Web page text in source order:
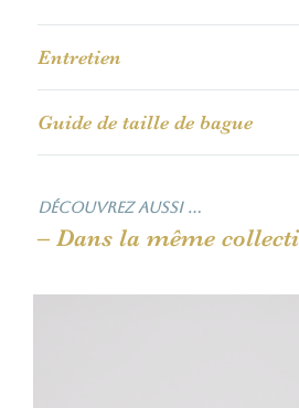
Entretien
Guide de taille de bague
Découvrez aussi …
– Dans la même